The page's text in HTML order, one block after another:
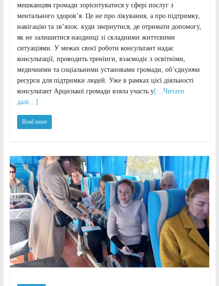
мешканцям громади зорієнтуватися у сфері послуг з
ментального здоров’я. Це не про лікування, а про підтримку,
навігацію та зв’язок: куди звернутися, де отримати допомогу,
як не залишитися наодинці зі складними життєвими
ситуаціями. У межах своєї роботи консультант надає
консультації, проводить тренінги, взаємодіє з освітніми,
медичними та соціальними установами громади, об’єднуючи
ресурси для підтримки людей. Уже в рамках цієї діяльності
консультант Арцизької громади взяла участь у[…Читати
далі…]
Read more